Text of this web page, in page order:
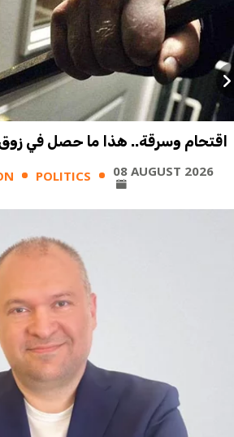
اقتحام وسرقة.. هذا ما حصل في
POLITICS 08 AUGUST 2026